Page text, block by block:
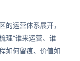
的运营体系展开，
理“谁来运营、谁
如何留痕、价值如